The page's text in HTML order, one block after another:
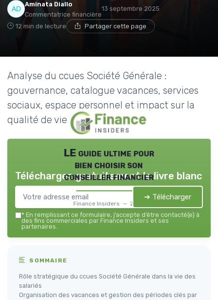
Aminata Diallo
Commentatrice financière
13 septembre 2025
12 min de lecture Partager cette page
Analyse du ccues Société Générale :
gouvernance, catalogue vacances, services
sociaux, espace personnel et impact sur la
qualité de vie des salariés.
LE guide ultime pour
bien choisir son
conseiller financier
Finance Insiders — 2026
Téléchargez gratuitement le livre blanc
➔ Télécharger
* En remplissant ce formulaire, j’accepte d’être contacté(e) à
des fins commerciales par Finance Insiders et ses
partenaires.
SOMMAIRE
Rôle stratégique du ccues Société Générale dans la vie des
salariés
Organisation des vacances et gestion des périodes clés par